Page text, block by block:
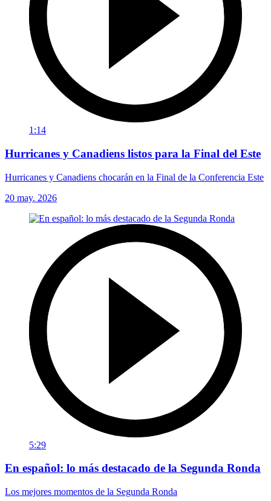
1:14
Hurricanes y Canadiens listos para la Final del Este
Hurricanes y Canadiens chocarán en la Final de la Conferencia Este
20 may. 2026
5:29
En español: lo más destacado de la Segunda Ronda
Los mejores momentos de la Segunda Ronda